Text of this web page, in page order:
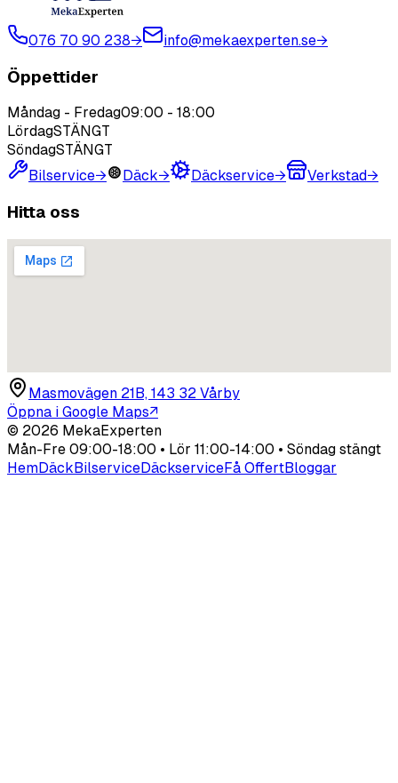
076 70 90 238→ info@mekaexperten.se→
Öppettider
Måndag - Fredag09:00 - 18:00
LördagSTÄNGT
SöndagSTÄNGT
Bilservice→ Däck→ Däckservice→ Verkstad→
Hitta oss
Masmovägen 21B, 143 32 Vårby
Öppna i Google Maps↗
© 2026 MekaExperten
Mån-Fre 09:00-18:00 • Lör 11:00-14:00 • Söndag stängt
HemDäckBilserviceDäckserviceFå OffertBloggar